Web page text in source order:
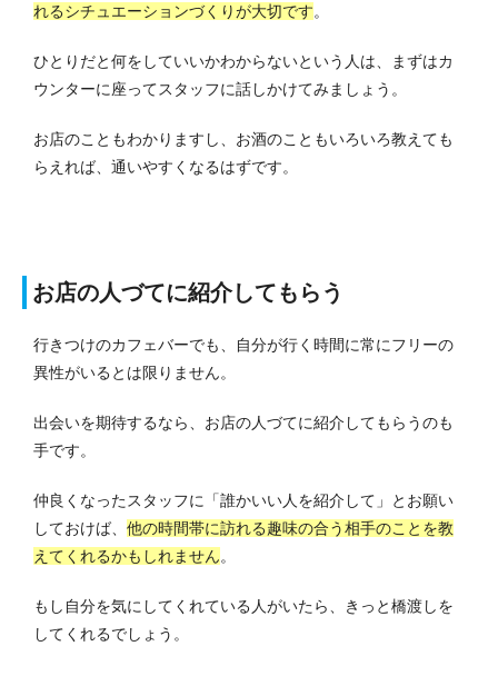
れるシチュエーションづくりが大切です。
ひとりだと何をしていいかわからないという人は、まずはカ
ウンターに座ってスタッフに話しかけてみましょう。
お店のこともわかりますし、お酒のこともいろいろ教えても
らえれば、通いやすくなるはずです。
お店の人づてに紹介してもらう
行きつけのカフェバーでも、自分が行く時間に常にフリーの
異性がいるとは限りません。
出会いを期待するなら、お店の人づてに紹介してもらうのも
手です。
仲良くなったスタッフに「誰かいい人を紹介して」とお願い
しておけば、 他の時間帯に訪れる趣味の合う相手のことを教
えてくれるかもしれません。
もし自分を気にしてくれている人がいたら、きっと橋渡しを
してくれるでしょう。